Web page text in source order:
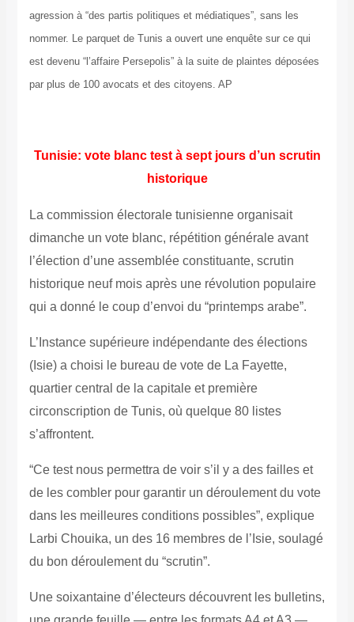
agression à “des partis politiques et médiatiques”, sans les
nommer. Le parquet de Tunis a ouvert une enquête sur ce qui
est devenu “l’affaire Persepolis” à la suite de plaintes déposées
par plus de 100 avocats et des citoyens. AP
Tunisie: vote blanc test à sept jours d’un scrutin
historique
La commission électorale tunisienne organisait
dimanche un vote blanc, répétition générale avant
l’élection d’une assemblée constituante, scrutin
historique neuf mois après une révolution populaire
qui a donné le coup d’envoi du “printemps arabe”.
L’Instance supérieure indépendante des élections
(Isie) a choisi le bureau de vote de La Fayette,
quartier central de la capitale et première
circonscription de Tunis, où quelque 80 listes
s’affrontent.
“Ce test nous permettra de voir s’il y a des failles et
de les combler pour garantir un déroulement du vote
dans les meilleures conditions possibles”, explique
Larbi Chouika, un des 16 membres de l’Isie, soulagé
du bon déroulement du “scrutin”.
Une soixantaine d’électeurs découvrent les bulletins,